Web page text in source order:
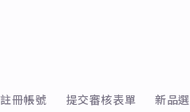
註冊帳號 提交審核表單 新品